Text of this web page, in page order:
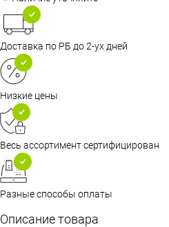
Доставка по РБ до 2-ух дней
Низкие цены
Весь ассортимент сертифицирован
Разные способы оплаты
Описание товара